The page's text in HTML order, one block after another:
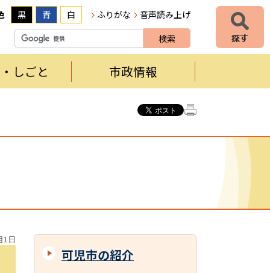
黒 青 白 ふりがな 音声読み上げ
しごと 市政情報
1日
可児市の紹介